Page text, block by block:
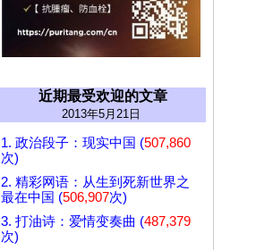
近期最受欢迎的文章
2013年5月21日
1. 政治段子：现实中国 (507,860
次)
2. 精彩网语：从生到死新世界之
最在中国 (506,907次)
3. 打油诗：爱情变奏曲 (487,379
次)